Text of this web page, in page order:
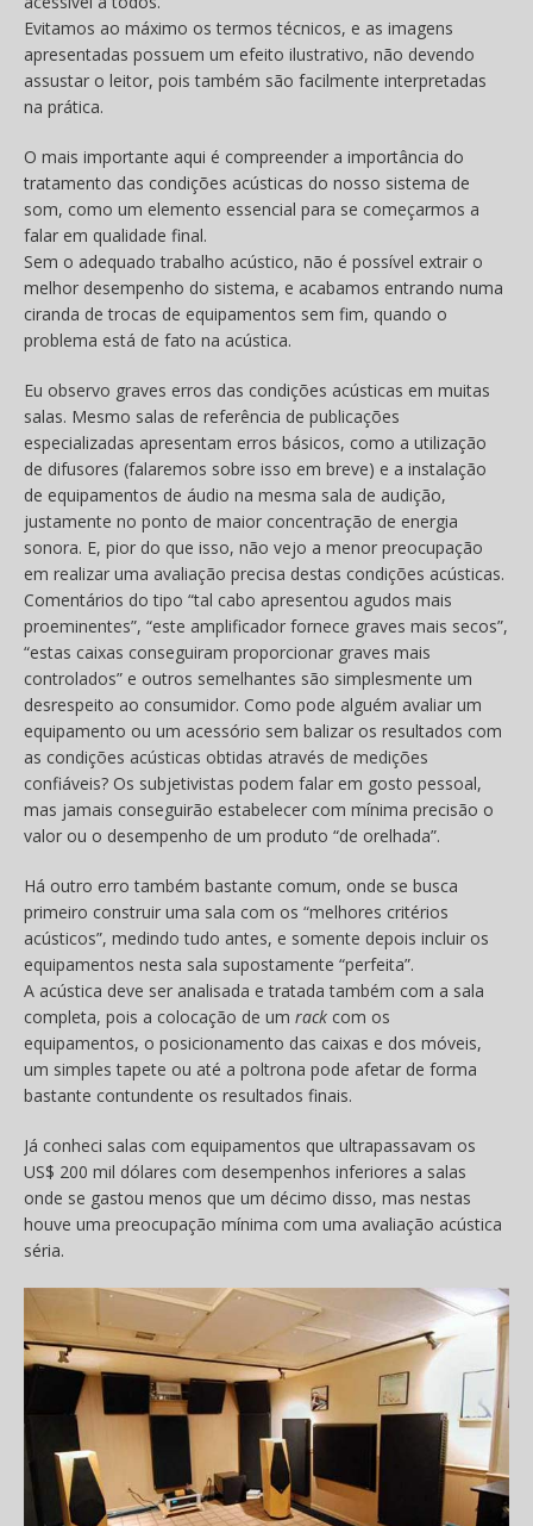
Evitamos ao máximo os termos técnicos, e as imagens
apresentadas possuem um efeito ilustrativo, não devendo
assustar o leitor, pois também são facilmente interpretadas
na prática.
O mais importante aqui é compreender a importância do
tratamento das condições acústicas do nosso sistema de
som, como um elemento essencial para se começarmos a
falar em qualidade final.
Sem o adequado trabalho acústico, não é possível extrair o
melhor desempenho do sistema, e acabamos entrando numa
ciranda de trocas de equipamentos sem fim, quando o
problema está de fato na acústica.
Eu observo graves erros das condições acústicas em muitas
salas. Mesmo salas de referência de publicações
especializadas apresentam erros básicos, como a utilização
de difusores (falaremos sobre isso em breve) e a instalação
de equipamentos de áudio na mesma sala de audição,
justamente no ponto de maior concentração de energia
sonora. E, pior do que isso, não vejo a menor preocupação
em realizar uma avaliação precisa destas condições acústicas.
Comentários do tipo “tal cabo apresentou agudos mais
proeminentes”, “este amplificador fornece graves mais secos”,
“estas caixas conseguiram proporcionar graves mais
controlados” e outros semelhantes são simplesmente um
desrespeito ao consumidor. Como pode alguém avaliar um
equipamento ou um acessório sem balizar os resultados com
as condições acústicas obtidas através de medições
confiáveis? Os subjetivistas podem falar em gosto pessoal,
mas jamais conseguirão estabelecer com mínima precisão o
valor ou o desempenho de um produto “de orelhada”.
Há outro erro também bastante comum, onde se busca
primeiro construir uma sala com os “melhores critérios
acústicos”, medindo tudo antes, e somente depois incluir os
equipamentos nesta sala supostamente “perfeita”.
A acústica deve ser analisada e tratada também com a sala
completa, pois a colocação de um rack com os
equipamentos, o posicionamento das caixas e dos móveis,
um simples tapete ou até a poltrona pode afetar de forma
bastante contundente os resultados finais.
Já conheci salas com equipamentos que ultrapassavam os
US$ 200 mil dólares com desempenhos inferiores a salas
onde se gastou menos que um décimo disso, mas nestas
houve uma preocupação mínima com uma avaliação acústica
séria.